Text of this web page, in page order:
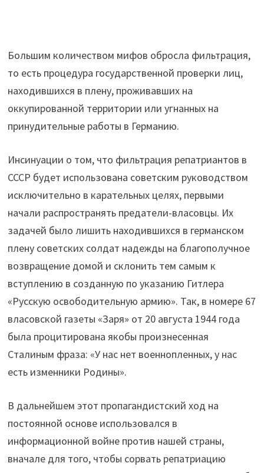
Большим количеством мифов обросла фильтрация,
то есть процедура государственной проверки лиц,
находившихся в плену, проживавших на
оккупированной территории или угнанных на
принудительные работы в Германию.
Инсинуации о том, что фильтрация репатриантов в
СССР будет использована советским руководством
исключительно в карательных целях, первыми
начали распространять предатели-власовцы. Их
задачей было лишить находившихся в германском
плену советских солдат надежды на благополучное
возвращение домой и склонить тем самым к
вступлению в созданную по указанию Гитлера
«Русскую освободительную армию». Так, в номере 67
власовской газеты «Заря» от 20 августа 1944 года
была процитирована якобы произнесенная
Сталиным фраза: «У нас нет военнопленных, у нас
есть изменники Родины».
В дальнейшем этот пропагандистский ход на
постоянной основе использовался в
информационной войне против нашей страны,
вначале для того, чтобы сорвать репатриацию